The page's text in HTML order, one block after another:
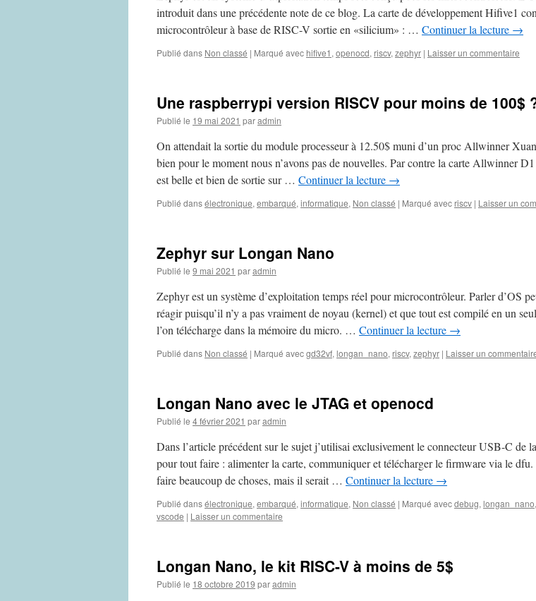
introduit dans une précédente note de ce blog. La carte de développement Hifive1
microcontrôleur à base de RISC-V sortie en «silicium» : … Continuer la lecture →
Publié dans Non classé | Marqué avec hifive1 , openocd, riscv, zephyr | Laisser un commentaire
Une raspberrypi version RISCV pour moins de 100$
Publié le 19 mai 2021 paradmin
On attendait la sortie du module processeur à 12.50$ muni d’un proc Allwinner
bien pour le moment nous n’avons pas de nouvelles. Par contre la carte Allwinner
est belle et bien de sortie sur … Continuer la lecture →
Publié dansélectronique, embarqué, informatique, Non classé | Marqué avec riscv | Laisser un
Zephyr sur Longan Nano
Publié le 9 mai 2021 paradmin
Zephyr est un système d’exploitation temps réel pour microcontrôleur. Parler d’OS
réagir puisqu’il n’y a pas vraiment de noyau (kernel) et que tout est compilé en un
l’on télécharge dans la mémoire du micro. … Continuer la lecture →
Publié dans Non classé | Marqué avecgd32vf, longan_nano, riscv, zephyr | Laisser un
Longan Nano avec le JTAG et openocd
Publié le 4 février 2021 paradmin
Dans l’article précédent sur le sujet j’utilisai exclusivement le connecteur USB-C de
pour tout faire : alimenter la carte, communiquer et télécharger le firmware via le dfu.
faire beaucoup de choses, mais il serait … Continuer la lecture →
Publié dansélectronique, embarqué, informatique, Non classé | Marqué avecdebug, longan_nano,
vscode | Laisser un commentaire
Longan Nano, le kit RISC-V à moins de 5$
Publié le 18 octobre 2019 paradmin